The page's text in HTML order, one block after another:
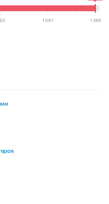
1 081 1 299